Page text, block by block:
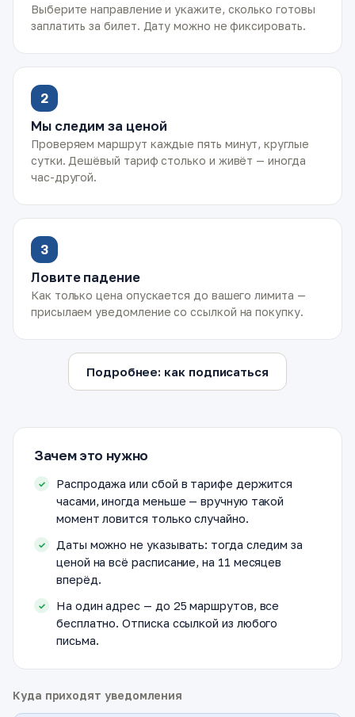
Выберите направление и укажите, сколько готовы
заплатить за билет. Дату можно не фиксировать.
2
Мы следим за ценой
Проверяем маршрут каждые пять минут, круглые
сутки. Дешёвый тариф столько и живёт — иногда
час-другой.
3
Ловите падение
Как только цена опускается до вашего лимита —
присылаем уведомление со ссылкой на покупку.
Подробнее: как подписаться
Зачем это нужно
Распродажа или сбой в тарифе держится
часами, иногда меньше — вручную такой
момент ловится только случайно.
Даты можно не указывать: тогда следим за
ценой на всё расписание, на 11 месяцев
вперёд.
На один адрес — до 25 маршрутов, все
бесплатно. Отписка ссылкой из любого
письма.
Куда приходят уведомления